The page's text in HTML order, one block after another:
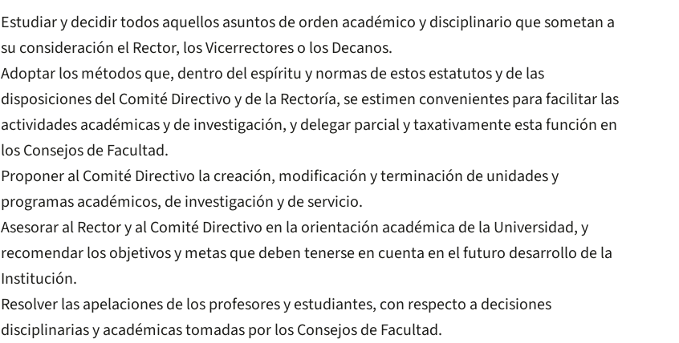
Estudiar y decidir todos aquellos asuntos de orden académico y disciplinario que sometan a
su consideración el Rector, los Vicerrectores o los Decanos.
Adoptar los métodos que, dentro del espíritu y normas de estos estatutos y de las
disposiciones del Comité Directivo y de la Rectoría, se estimen convenientes para facilitar las
actividades académicas y de investigación, y delegar parcial y taxativamente esta función en
los Consejos de Facultad.
Proponer al Comité Directivo la creación, modificación y terminación de unidades y
programas académicos, de investigación y de servicio.
Asesorar al Rector y al Comité Directivo en la orientación académica de la Universidad, y
recomendar los objetivos y metas que deben tenerse en cuenta en el futuro desarrollo de la
Institución.
Resolver las apelaciones de los profesores y estudiantes, con respecto a decisiones
disciplinarias y académicas tomadas por los Consejos de Facultad.